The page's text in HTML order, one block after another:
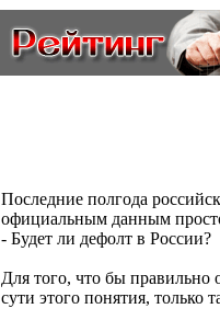
Последние полгода
официальным данным
- Будет ли дефолт в России?
Для того, что бы правильно
сути этого понятия,